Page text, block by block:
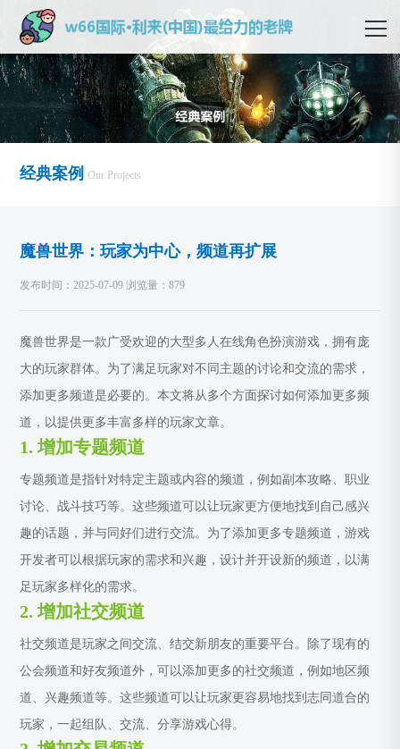
经典案例 Our Projects
魔兽世界：玩家为中心，频道再扩展
发布时间：2025-07-09 浏览量：879
魔兽世界是一款广受欢迎的大型多人在线角色扮演游戏，拥有庞
大的玩家群体。为了满足玩家对不同主题的讨论和交流的需求，
添加更多频道是必要的。本文将从多个方面探讨如何添加更多频
道，以提供更多丰富多样的玩家文章。
1. 增加专题频道
专题频道是指针对特定主题或内容的频道，例如副本攻略、职业
讨论、战斗技巧等。这些频道可以让玩家更方便地找到自己感兴
趣的话题，并与同好们进行交流。为了添加更多专题频道，游戏
开发者可以根据玩家的需求和兴趣，设计并开设新的频道，以满
足玩家多样化的需求。
2. 增加社交频道
社交频道是玩家之间交流、结交新朋友的重要平台。除了现有的
公会频道和好友频道外，可以添加更多的社交频道，例如地区频
道、兴趣频道等。这些频道可以让玩家更容易地找到志同道合的
玩家，一起组队、交流、分享游戏心得。